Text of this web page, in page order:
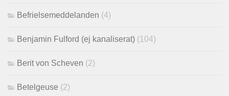
Befrielsemeddelanden (4)
Benjamin Fulford (ej kanaliserat) (104)
Berit von Scheven (2)
Betelgeuse (2)